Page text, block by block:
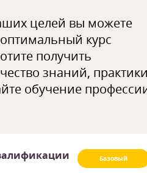
целей вы можете
курс
получить
знаний,
обучение
Базовый